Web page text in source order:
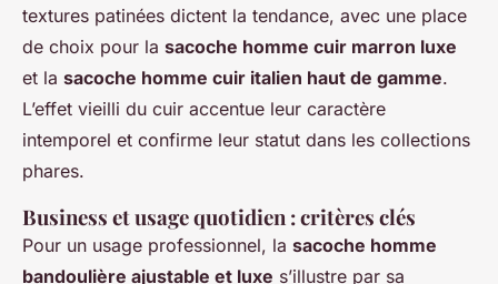
textures patinées dictent la tendance, avec une place
de choix pour la sacoche homme cuir marron luxe
et la sacoche homme cuir italien haut de gamme.
L’effet vieilli du cuir accentue leur caractère
intemporel et confirme leur statut dans les collections
phares.
Business et usage quotidien : critères clés
Pour un usage professionnel, la sacoche homme
bandoulière ajustable et luxe s’illustre par sa